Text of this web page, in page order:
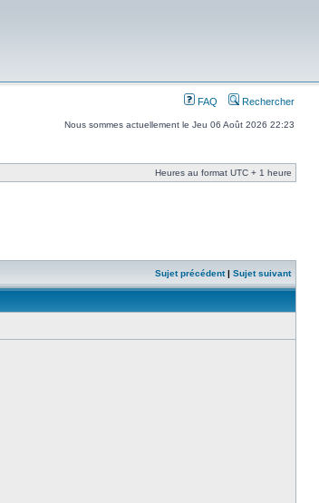
FAQ Rechercher
Nous sommes actuellement le Jeu 06 Août 2026 22:23
Heures au format UTC + 1 heure
Sujet précédent| Sujet suivant